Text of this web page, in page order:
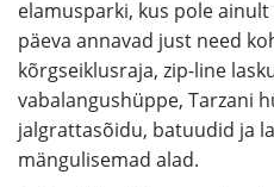
elamusparki, kus pole
päeva annavad just need
kõrgseiklusraja, zip-line
vabalangushüppe, Tarzani
jalgrattasõidu, batuudid ja
mängulisemad alad.